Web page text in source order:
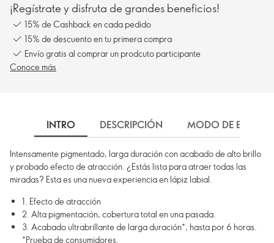
¡Regístrate y disfruta de grandes beneficios!
15% de Cashback en cada pedido
15% de descuento en tu primera compra
Envío gratis al comprar un prodcuto participante
Conoce más
INTRO DESCRIPCIÓN MODO DE EMPLEO
Intensamente pigmentado, larga duración con acabado de alto brillo
y probado efecto de atracción. ¿Estás lista para atraer todas las
miradas? Esta es una nueva experiencia en lápiz labial.
1. Efecto de atracción
2. Alta pigmentación, cobertura total en una pasada.
3. Acabado ultrabrillante de larga duración*, hasta por 6 horas.
*Prueba de consumidores.